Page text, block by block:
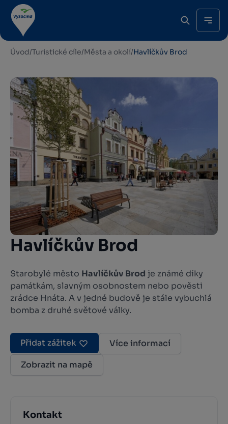
Úvod/Turistické cíle/Města a okolí/Havlíčkův Brod
Havlíčkův Brod
Starobylé město Havlíčkův Brod je známé díky
památkám, slavným osobnostem nebo pověsti
zrádce Hnáta. A v jedné budově je stále vybuchlá
bomba z druhé světové války.
Přidat zážitek
Více informací
Zobrazit na mapě
Kontakt